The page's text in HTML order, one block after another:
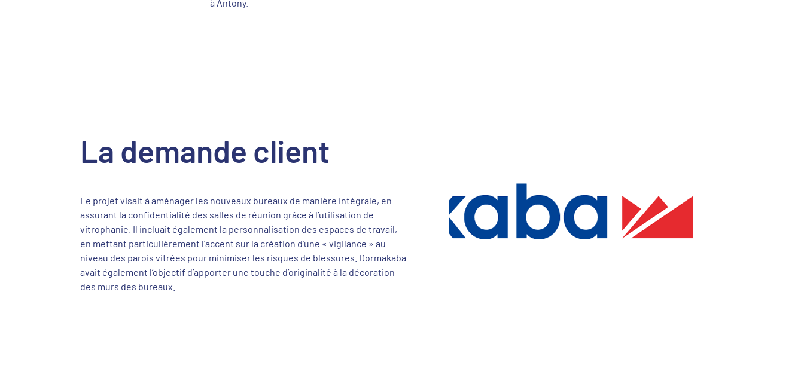
La demande client
Le projet visait à aménager les nouveaux bureaux de manière intégrale, en
assurant la confidentialité des salles de réunion grâce à l’utilisation de
vitrophanie. Il incluait également la personnalisation des espaces de travail,
en mettant particulièrement l’accent sur la création d’une « vigilance » au
niveau des parois vitrées pour minimiser les risques de blessures. Dormakaba
avait également l’objectif d’apporter une touche d’originalité à la décoration
des murs des bureaux.